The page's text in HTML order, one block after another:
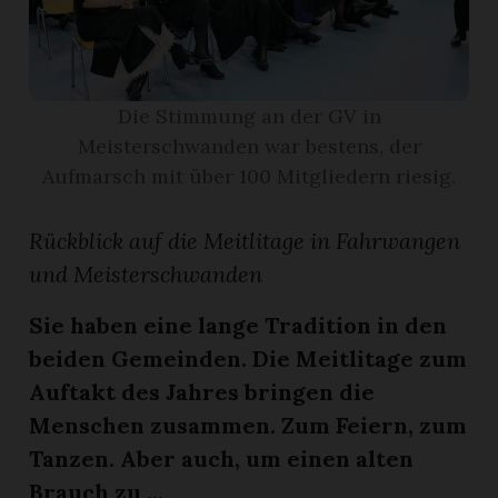
App
Rückblick auf die Meitlitage in Fahrwangen
und Meisterschwanden
Sie haben eine lange Tradition in den
beiden Gemeinden. Die Meitlitage zum
Auftakt des Jahres bringen die
Menschen zusammen. Zum Feiern, zum
Tanzen. Aber auch, um einen alten
Brauch zu ...